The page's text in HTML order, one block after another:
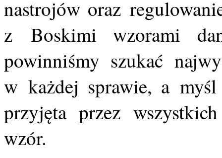
nastrojów oraz
z Boskimi wzorami
powinniśmy szukać
w każdej sprawie, a myśl
przyjęta przez
wzór.